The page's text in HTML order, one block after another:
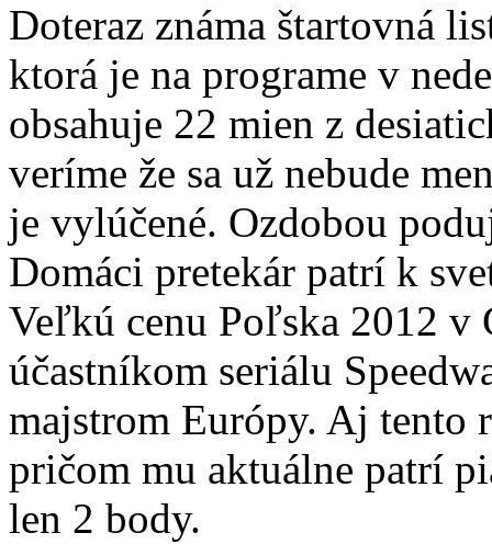
Doteraz známa štartovná
ktorá je na programe v
obsahuje 22 mien z
veríme že sa už nebude
je vylúčené. Ozdobou
Domáci pretekár patrí k
Veľkú cenu Poľska 2012 v
účastníkom seriálu
majstrom Európy. Aj tento
pričom mu aktuálne patrí
len 2 body.